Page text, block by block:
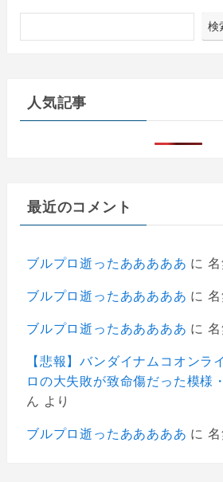
検
人気記事
最近のコメント
ブルプロ逝ったあああああ に
ブルプロ逝ったあああああ に
ブルプロ逝ったあああああ に
【悲報】バンダイナムコオンラ
ロの大失敗が致命傷だった模様
ん より
ブルプロ逝ったあああああ に